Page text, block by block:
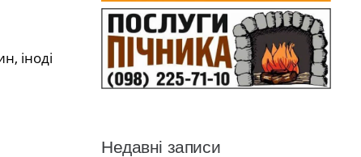
іноді
Недавні записи